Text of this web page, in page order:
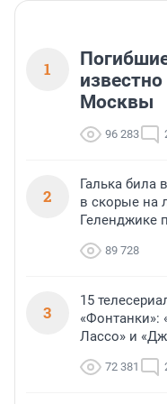
1
Москвы
96 283
2
Галька била
в скорые на
Геленджике
89 728
3
15
«Фонтанки»:
Лассо» и
72 381